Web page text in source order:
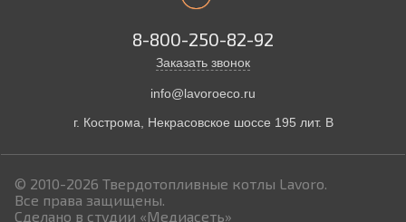
8-800-250-82-92
Заказать звонок
info@lavoroeco.ru
г. Кострома, Некрасовское шоссе 195 лит. В
© 2010-2026 Твердотопливные котлы Lavoro.
Все права защищены.
Сделано в студии «Медиасеть»